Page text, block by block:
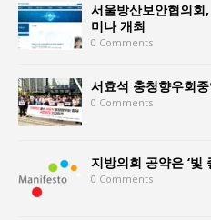
서울방산보안협의회
미나 개최
0 Comments
서효석 충청향우회
0 Comments
지방의회 공약은 ‘빛
0 Comments